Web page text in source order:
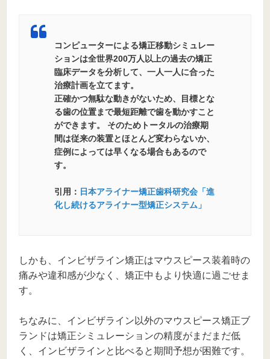
コンピューターによる矯正移動シミュレー
ションは全世界200万人以上の過去の矯正
臨床データを分析して、一人一人に合った
治療計画を立てます。
正確かつ無駄な動きがないため、目標とな
る歯の位置まで最短距離で歯を動かすこと
ができます。 そのためトータルの治療期
間は従来の装置とほとんど変わらないか、
症例によっては早くなる場合もあるので
す。
引用： 日本アライナー矯正歯科研究会「進
化し続けるアライナー型矯正システム」
しかも、インビザライン矯正はマウスピース装着時の
痛みや違和感が少なく、矯正中もより快適に過ごせま
す。
ちなみに、インビザライン以外のマウスピース矯正ブ
ランドは矯正シミュレーションの精度がまだまだ低
く、インビザラインと比べると期間予想が困難です。